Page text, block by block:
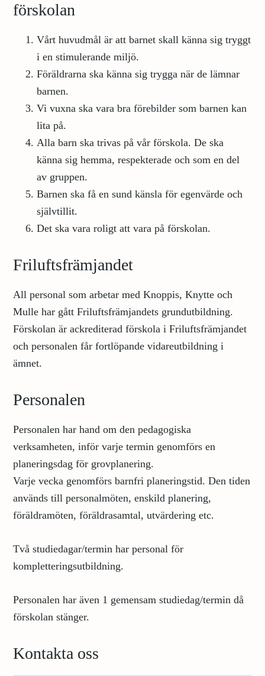
förskolan
Vårt huvudmål är att barnet skall känna sig tryggt
i en stimulerande miljö.
Föräldrarna ska känna sig trygga när de lämnar
barnen.
Vi vuxna ska vara bra förebilder som barnen kan
lita på.
Alla barn ska trivas på vår förskola. De ska
känna sig hemma, respekterade och som en del
av gruppen.
Barnen ska få en sund känsla för egenvärde och
självtillit.
Det ska vara roligt att vara på förskolan.
Friluftsfrämjandet
All personal som arbetar med Knoppis, Knytte och
Mulle har gått Friluftsfrämjandets grundutbildning.
Förskolan är ackrediterad förskola i Friluftsfrämjandet
och personalen får fortlöpande vidareutbildning i
ämnet.
Personalen
Personalen har hand om den pedagogiska
verksamheten, inför varje termin genomförs en
planeringsdag för grovplanering.
Varje vecka genomförs barnfri planeringstid. Den tiden
används till personalmöten, enskild planering,
föräldramöten, föräldrasamtal, utvärdering etc.
Två studiedagar/termin har personal för
kompletteringsutbildning.
Personalen har även 1 gemensam studiedag/termin då
förskolan stänger.
Kontakta oss